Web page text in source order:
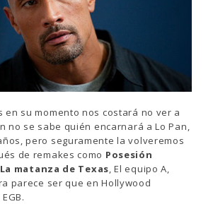
en su momento nos costará no ver a
no se sabe quién encarnará a Lo Pan,
pero seguramente la volveremos
de remakes como Posesión
La matanza de Texas, El equipo A,
parece ser que en Hollywood